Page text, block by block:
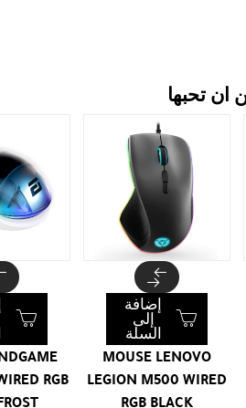
تحبها
MOUSE LENOVO
LEGION M500 WIRED
RGB BLACK
إضافة
إلى
السلة
RGB